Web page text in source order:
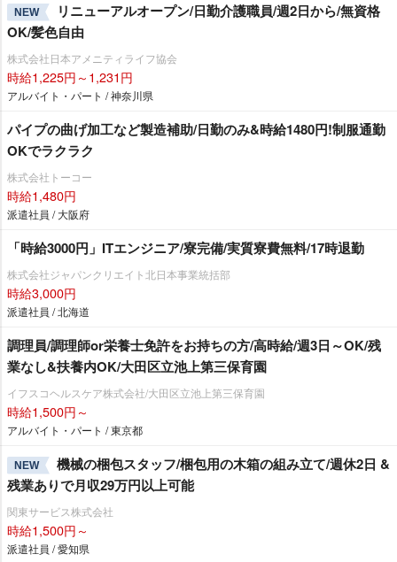
NEW
リニューアルオープン/日勤介護職員/週2日から/無資格
OK/髪色自由
株式会社日本アメニティライフ協会
時給1,225円～1,231円
アルバイト・パート / 神奈川県
パイプの曲げ加工など製造補助/日勤のみ&時給1480円!制服通勤
OKでラクラク
株式会社トーコー
時給1,480円
派遣社員 / 大阪府
「時給3000円」ITエンジニア/寮完備/実質寮費無料/17時退勤
株式会社ジャパンクリエイト北日本事業統括部
時給3,000円
派遣社員 / 北海道
調理員/調理師or栄養士免許をお持ちの方/高時給/週3日～OK/残
業なし&扶養内OK/大田区立池上第三保育園
イフスコヘルスケア株式会社/大田区立池上第三保育園
時給1,500円～
アルバイト・パート / 東京都
NEW
機械の梱包スタッフ/梱包用の木箱の組み立て/週休2日 &
残業ありで月収29万円以上可能
関東サービス株式会社
時給1,500円～
派遣社員 / 愛知県